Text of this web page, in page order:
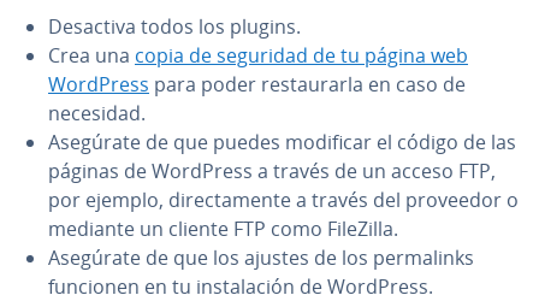
Desactiva todos los plugins.
Crea una copia de seguridad de tu página web
WordPress para poder re­s­tau­rar­la en caso de
necesidad.
Asegúrate de que puedes modificar el código de las
páginas de WordPress a través de un acceso FTP,
por ejemplo, di­re­c­ta­me­n­te a través del proveedor o
mediante un cliente FTP como FileZilla.
Asegúrate de que los ajustes de los pe­r­ma­li­n­ks
funcionen en tu in­s­ta­la­ción de WordPress.